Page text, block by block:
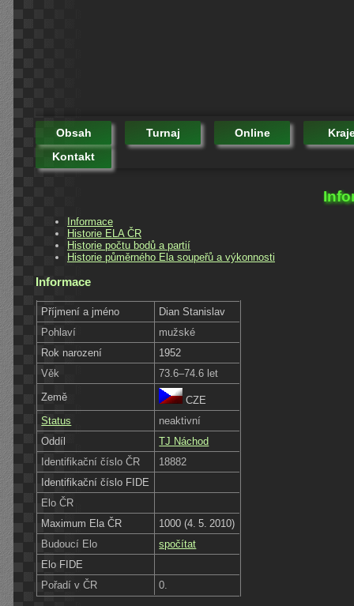
Obsah Turnaj Online
Kontakt
Informace
Historie ELA ČR
Historie počtu bodů a partií
Historie půměrného Ela soupeřů a výkonnosti
Informace
Příjmení a jméno
Dian Stanislav
Pohlaví
mužské
Rok narození
1952
Věk
73.6–74.6 let
Země
CZE
Status
neaktivní
Oddíl
TJ Náchod
Identifikační číslo ČR
18882
Identifikační číslo FIDE
Elo ČR
Maximum Ela ČR
1000 (4. 5. 2010)
Budoucí Elo
spočítat
Elo FIDE
Pořadí v ČR
0.